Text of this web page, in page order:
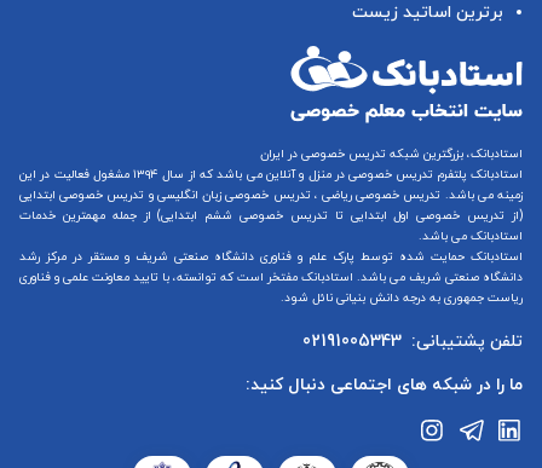
برترین اساتید زیست
استادبانک، بزرگترین شبکه تدریس خصوصی در ایران
استادبانک پلتفرم تدریس خصوصی در منزل و آنلاین
می باشد که از سال ۱۳۹۴ مشغول فعالیت در این
زمینه می باشد. تدریس خصوصی ریاضی ، تدریس خصوصی زبان انگلیسیو تدریس خصوصی ابتدایی
(از تدریس خصوصی اول ابتدایی تا تدریس خصوصی ششم ابتدایی) از جمله مهمترین خدمات
استادبانک می باشد.
استادبانک حمایت شده توسط پارک علم و فناوری دانشگاه صنعتی شریف و مستقر در مرکز رشد
دانشگاه صنعتی شریف می باشد. استادبانک مفتخر است که توانسته، با تایید معاونت علمی و فناوری
ریاست جمهوری به درجه دانش بنیانی نائل شود.
تلفن پشتیبانی: 02191005343
ما را در شبکه های اجتماعی دنبال کنید: